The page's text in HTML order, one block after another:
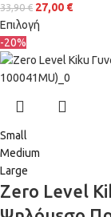
33,90€ 27,00 €
Επιλογή
-20%
Small
Medium
Large
Zero Level